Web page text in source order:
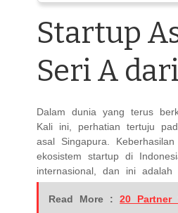
Startup
Seri A
Dalam dunia yang terus
Kali ini, perhatian tertuju
asal Singapura.
ekosistem startup di
internasional, dan ini adalah
Read More :20 Partner